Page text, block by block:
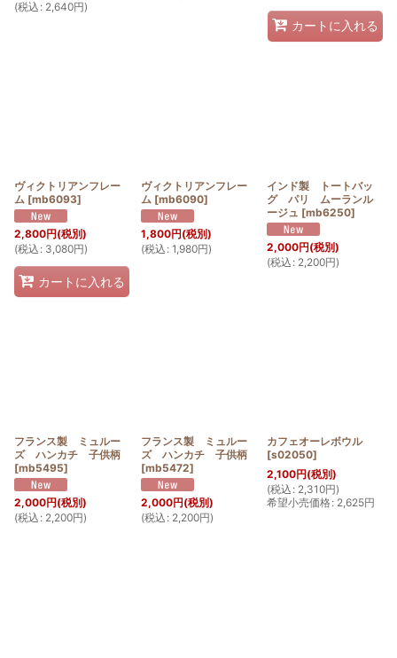
(税込 : 2,640円)
カートに入れる
ヴィクトリアンフレー
ム [mb6093]
2,800円(税別)
(税込 : 3,080円)
カートに入れる
ヴィクトリアンフレー
ム [mb6090]
1,800円(税別)
(税込 : 1,980円)
インド製 トートバッ
グ パリ ムーランル
ージュ [mb6250]
2,000円(税別)
(税込 : 2,200円)
フランス製 ミュルー
ズ ハンカチ 子供柄
[mb5495]
2,000円(税別)
(税込 : 2,200円)
フランス製 ミュルー
ズ ハンカチ 子供柄
[mb5472]
2,000円(税別)
(税込 : 2,200円)
カフェオーレボウル
[s02050]
2,100円(税別)
(税込 : 2,310円)
希望小売価格: 2,625円